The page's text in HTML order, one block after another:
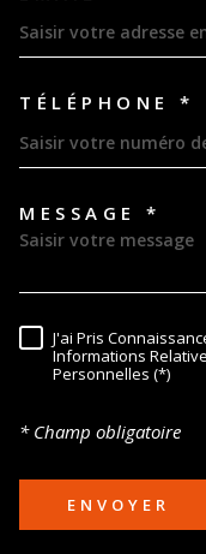
TÉLÉPHONE *
MESSAGE *
J'ai Pris
Informations
Personnelles (*)
* Champ obligatoire
ENVOYER